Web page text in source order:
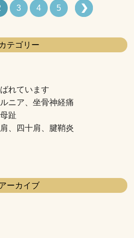
3 4 5
カテゴリー
れています
ニア、坐骨神経痛
趾
、四十肩、腱鞘炎
ーカイブ